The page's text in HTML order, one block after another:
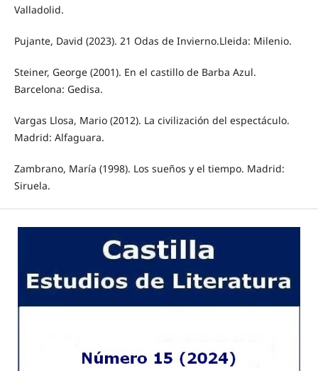
Valladolid.
Pujante, David (2023). 21 Odas de Invierno.Lleida: Milenio.
Steiner, George (2001). En el castillo de Barba Azul.
Barcelona: Gedisa.
Vargas Llosa, Mario (2012). La civilización del espectáculo.
Madrid: Alfaguara.
Zambrano, María (1998). Los sueños y el tiempo. Madrid:
Siruela.